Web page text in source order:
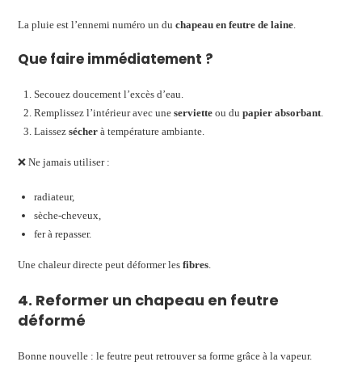
La pluie est l’ennemi numéro un duchapeau en feutre de laine
Que faire immédiatement ?
Secouez doucement l’excès d’eau.
Remplissez l’intérieur avec uneserviette ou dupapier absorbant
Laissezsécher à température ambiante.
❌ Ne jamais utiliser :
radiateur,
sèche-cheveux,
fer à repasser.
Une chaleur directe peut déformer lesfibres
4. Reformer un chapeau en feutre
déformé
Bonne nouvelle : le feutre peut retrouver sa forme grâce à la vapeur.